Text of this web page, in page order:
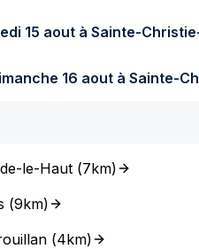
fera-t-il samedi prochain samedi 15 aout à
temps fera-t-il dimanche prochain dimanche
le-Haut (7km)
(9km)
(4km)